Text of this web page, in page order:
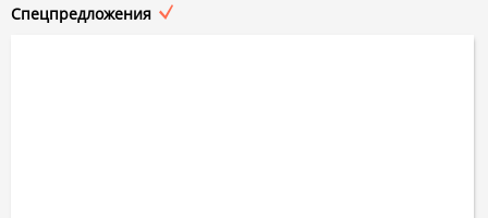
Спецпредложения